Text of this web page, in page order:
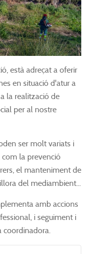
està adreçat a oferir
en situació d'atur a
la realització de
per al nostre
ser molt variats i
la prevenció
el manteniment de
del mediambient...
amb accions
i seguiment i